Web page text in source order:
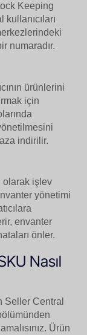
Keeping
numaradır.
ürünlerini
için
indirilir.
olarak işlev
yönetimi
envanter
önler.
Nasıl
Seller Central
Ürün